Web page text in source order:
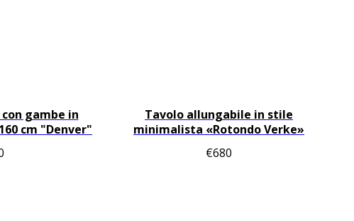
gambe in
cm "Denver"
Tavolo allungabile in stile
minimalista «Rotondo Verke»
€680